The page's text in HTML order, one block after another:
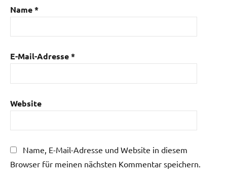
Name*
E-Mail-Adresse*
Website
Name, E-Mail-Adresse und Website in diesem
Browser für meinen nächsten Kommentar speichern.